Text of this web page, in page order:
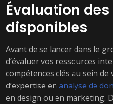
Évaluation
disponibles
Avant de se lancer dans le
d’évaluer vos ressources
compétences clés au sein de
d’expertise en analyse de
en design ou en marketing.